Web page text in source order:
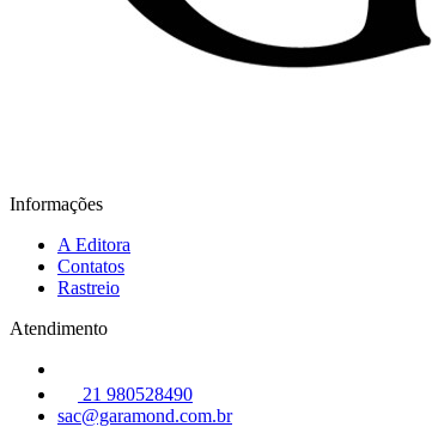
Informações
A Editora
Contatos
Rastreio
Atendimento
21 980528490
sac@garamond.com.br